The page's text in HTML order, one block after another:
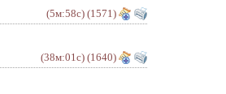
(5м:58с) (1571)
(38м:01с) (1640)